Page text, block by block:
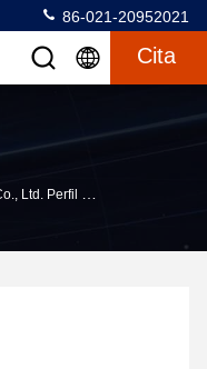
86-021-20952021
Cita
De La Empresa